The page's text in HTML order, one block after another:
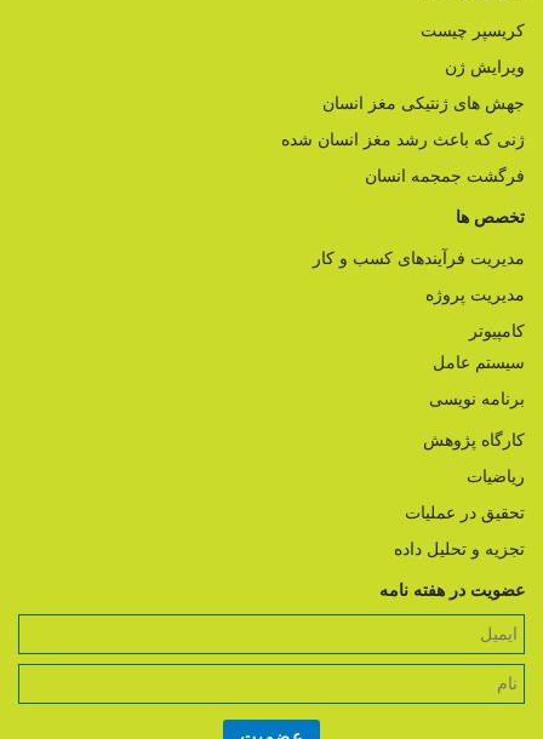
کریسپر چیست
ویرایش ژن
جهش های ژنتیکی مغز انسان
ژنی که باعث رشد مغز انسان شده
فرگشت جمجمه انسان
تخصص ها
مدیریت فرآیندهای کسب و کار
مدیریت پروژه
کامپیوتر
سیستم عامل
برنامه نویسی
کارگاه پژوهش
ریاضیات
تحقیق در عملیات
تجزیه و تحلیل داده
عضویت در هفته نامه